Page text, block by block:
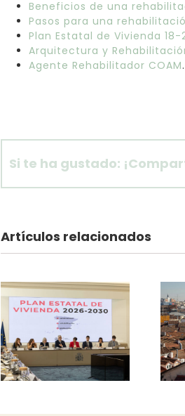
Beneficios de una
Pasos para una
Plan Estatal de Vivienda 18-
Arquitectura y
Agente Rehabilitador COAM.
Si te ha gustado:
Artículos relacionados